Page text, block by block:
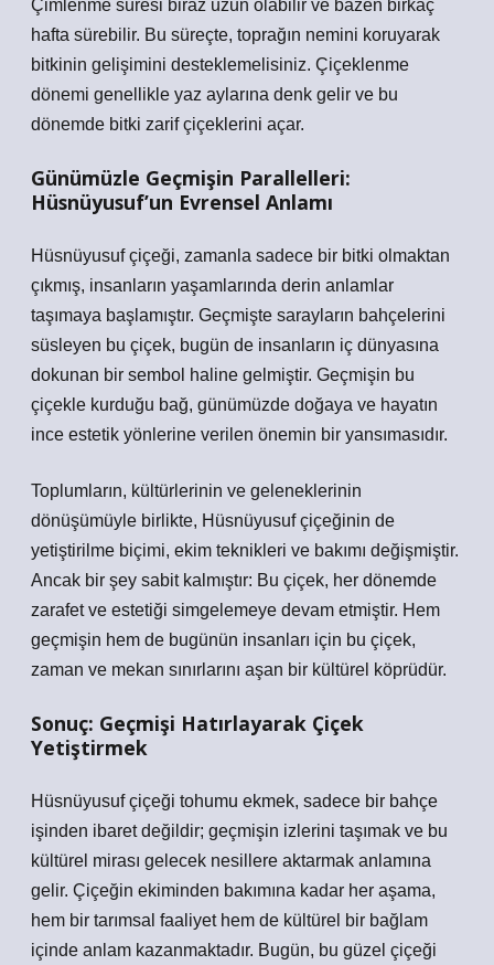
Çimlenme süresi biraz uzun olabilir ve bazen birkaç
hafta sürebilir. Bu süreçte, toprağın nemini koruyarak
bitkinin gelişimini desteklemelisiniz. Çiçeklenme
dönemi genellikle yaz aylarına denk gelir ve bu
dönemde bitki zarif çiçeklerini açar.
Günümüzle Geçmişin Parallelleri:
Hüsnüyusuf’un Evrensel Anlamı
Hüsnüyusuf çiçeği, zamanla sadece bir bitki olmaktan
çıkmış, insanların yaşamlarında derin anlamlar
taşımaya başlamıştır. Geçmişte sarayların bahçelerini
süsleyen bu çiçek, bugün de insanların iç dünyasına
dokunan bir sembol haline gelmiştir. Geçmişin bu
çiçekle kurduğu bağ, günümüzde doğaya ve hayatın
ince estetik yönlerine verilen önemin bir yansımasıdır.
Toplumların, kültürlerinin ve geleneklerinin
dönüşümüyle birlikte, Hüsnüyusuf çiçeğinin de
yetiştirilme biçimi, ekim teknikleri ve bakımı değişmiştir.
Ancak bir şey sabit kalmıştır: Bu çiçek, her dönemde
zarafet ve estetiği simgelemeye devam etmiştir. Hem
geçmişin hem de bugünün insanları için bu çiçek,
zaman ve mekan sınırlarını aşan bir kültürel köprüdür.
Sonuç: Geçmişi Hatırlayarak Çiçek
Yetiştirmek
Hüsnüyusuf çiçeği tohumu ekmek, sadece bir bahçe
işinden ibaret değildir; geçmişin izlerini taşımak ve bu
kültürel mirası gelecek nesillere aktarmak anlamına
gelir. Çiçeğin ekiminden bakımına kadar her aşama,
hem bir tarımsal faaliyet hem de kültürel bir bağlam
içinde anlam kazanmaktadır. Bugün, bu güzel çiçeği